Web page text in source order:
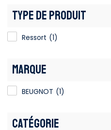
TYPE DE PRODUIT
Ressort (1)
MARQUE
BEUGNOT (1)
CATÉGORIE